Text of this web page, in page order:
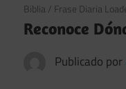
Biblia / Frase Diaria
Reconoce
Publicado por